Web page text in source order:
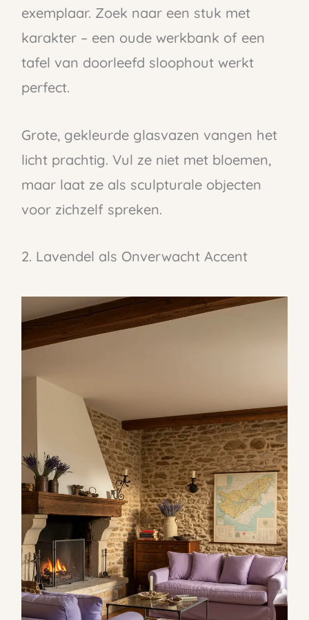
exemplaar. Zoek naar een stuk met
karakter – een oude werkbank of een
tafel van doorleefd sloophout werkt
perfect.
Grote, gekleurde glasvazen vangen het
licht prachtig. Vul ze niet met bloemen,
maar laat ze als sculpturale objecten
voor zichzelf spreken.
2. Lavendel als Onverwacht Accent